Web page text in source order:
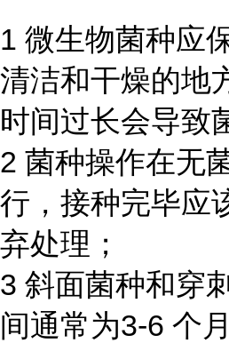
1 微生物菌种应
清洁和干燥的地
时间过长会导致
2 菌种操作在无
行，接种完毕应
弃处理；
3 斜面菌种和穿
间通常为3-6 个